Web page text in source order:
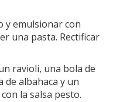
y emulsionar con
una pasta. Rectificar
ravioli, una bola de
de albahaca y un
la salsa pesto.